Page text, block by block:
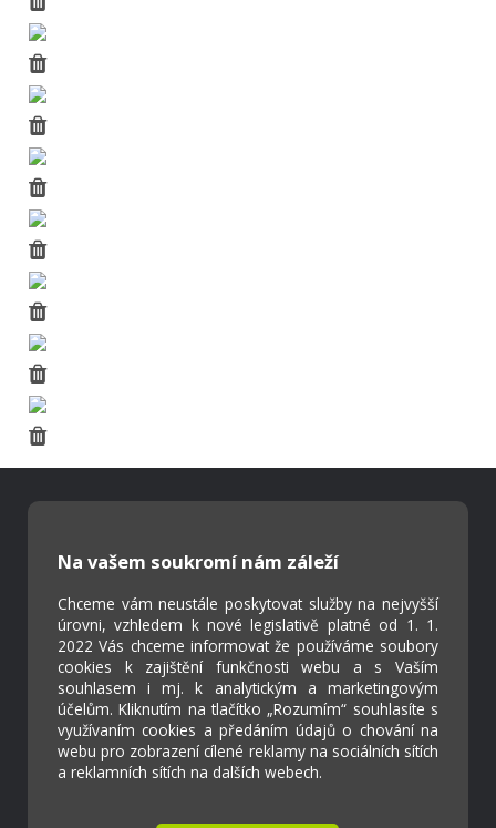
Na vašem soukromí nám záleží
Chceme vám neustále poskytovat služby na nejvyšší
úrovni, vzhledem k nové legislativě platné od 1. 1.
2022 Vás chceme informovat že používáme soubory
cookies k zajištění funkčnosti webu a s Vaším
souhlasem i mj. k analytickým a marketingovým
účelům. Kliknutím na tlačítko „Rozumím“ souhlasíte s
využívaním cookies a předáním údajů o chování na
webu pro zobrazení cílené reklamy na sociálních sítích
a reklamních sítích na dalších webech.
Strava.cz
Kontakty
Projekty
Virtuální prohlídka
Cookies